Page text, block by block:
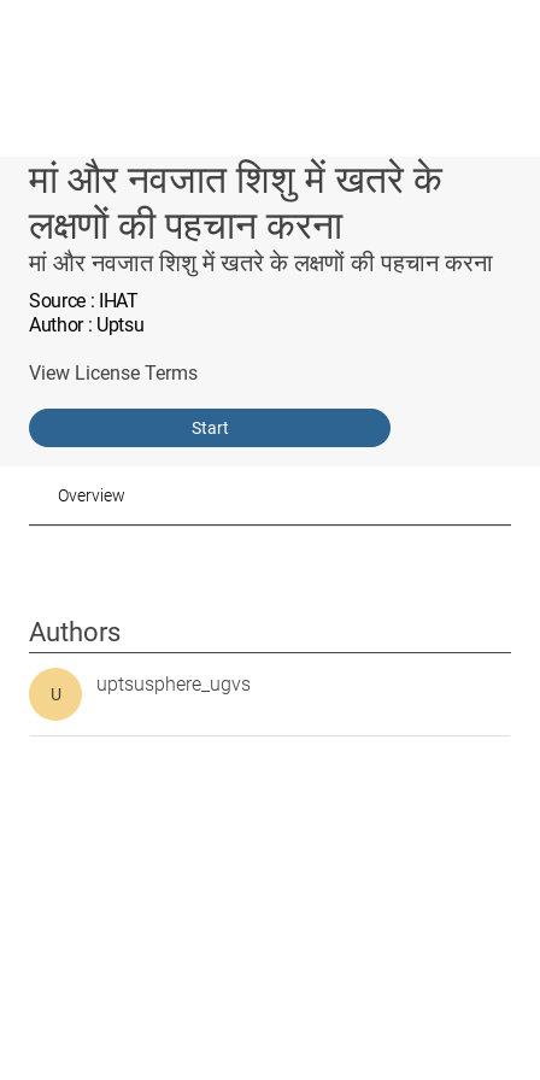
मां और नवजात शिशु में खतरे के
लक्षणों की पहचान करना
मां और नवजात शिशु में खतरे के लक्षणों की पहचान करना
Source : IHAT
Author: Uptsu
View License Terms
Start
Overview
Authors
U uptsusphere_ugvs